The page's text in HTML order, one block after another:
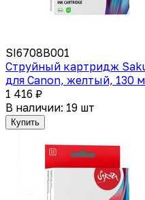
SI6708B001
Струйный картридж
для Canon, желтый, 130
1 416 ₽
В наличии: 19 шт
Купить